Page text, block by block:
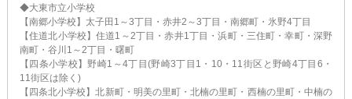
◆大東市立小学校
【南郷小学校】太子田1～3丁目・赤井2～3丁目・南郷町・氷野4丁目
【住道北小学校】住道1～2丁目・赤井1丁目・浜町・三住町・幸町・深野
南町・谷川1～2丁目・曙町
【四条小学校】野崎1～4丁目(野崎3丁目1・10・11街区と野崎4丁目6・
11街区は除く)
【四条北小学校】北新町・明美の里町・北楠の里町・西楠の里町・中楠の